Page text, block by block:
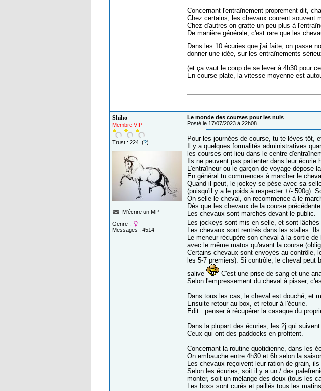
Concernant l'entraînement proprement dit,
Chez certains, les chevaux courent souvent
Chez d'autres on gratte un peu plus à
De manière générale, c'est rare que les
Dans les 10 écuries que j'ai faite, on passe
donner une idée, sur les entraînements
(et ça vaut le coup de se lever à 4h30 pour
En course plate, la vitesse moyenne est
Shiho
Membre VIP
Trust : 224 (?)
M'écrire un MP
Genre :
Messages : 4514
Le monde des courses pour les nuls
Posté le 17/07/2023 à 22h08
Pour les journées de course, tu te lèves tôt,
Il y a quelques formalités administratives
les courses ont lieu dans le centre
Ils ne peuvent pas patienter dans leur écurie
L'entraîneur ou le garçon de voyage dépose
En général tu commences à marcher le
Quand il peut, le jockey se pèse avec sa
(puisqu'il y a le poids à respecter +/- 500g).
On selle le cheval, on recommence à le
Dès que les chevaux de la course
Les chevaux sont marchés devant le public.
Les jockeys sont mis en selle, et sont
Les chevaux sont rentrés dans les stalles.
Le meneur récupère son cheval à la sortie
avec le même matos qu'avant la course
Certains chevaux sont envoyés au contrôle,
les 5-7 premiers). Si contrôle, le cheval
salive
C'est une prise de sang et une
Selon l'empressement du cheval à pisser,
Dans tous les cas, le cheval est douché, et
Ensuite retour au box, et retour à l'écurie.
Edit : penser à récupérer la casaque du
Dans la plupart des écuries, les 2j qui
Ceux qui ont des paddocks en profitent.
Concernant la routine quotidienne, dans les
On embauche entre 4h30 et 6h selon la
Les chevaux reçoivent leur ration de grain,
Selon les écuries, soit il y a un / des
monter, soit un mélange des deux (tous les
Les boxs sont curés et paillés tous les